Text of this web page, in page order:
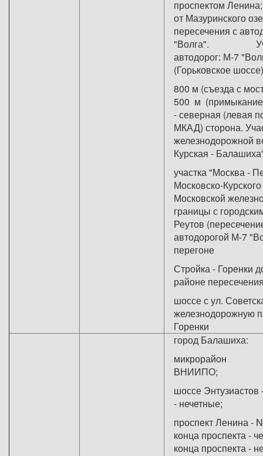
проспектом
от Мазуринского
пересечения с
"Волга".
автодорог: М-7
(Горьковское
800 м (съезда с
500 м
- северная (левая
МКАД) сторона.
железнодорожной
Курская -
участка "Москва -
Московско-
Московской
границы с
Реутов
автодорогой М-7
перегоне
Стройка - Горенки
районе
шоссе с ул.
железнодорожную
город Балашиха:
микрорайон
шоссе
- нечетные;
проспект Ленина -
конца проспекта -
конца